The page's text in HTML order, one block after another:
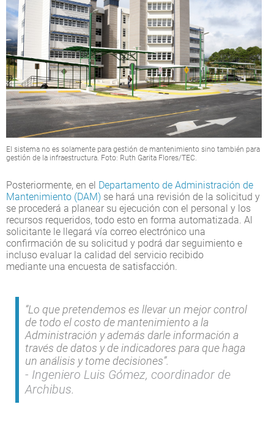
El sistema no es solamente para gestión de mantenimiento sino también para
gestión de la infraestructura. Foto: Ruth Garita Flores/TEC.
Posteriormente, en el Departamento de Administración de
Mantenimiento (DAM) se hará una revisión de la solicitud y
se procederá a planear su ejecución con el personal y los
recursos requeridos, todo esto en forma automatizada. Al
solicitante le llegará vía correo electrónico una
confirmación de su solicitud y podrá dar seguimiento e
incluso evaluar la calidad del servicio recibido
mediante una encuesta de satisfacción.
“Lo que pretendemos es llevar un mejor control
de todo el costo de mantenimiento a la
Administración y además darle información a
través de datos y de indicadores para que haga
un análisis y tome decisiones”.
Ingeniero Luis Gómez, coordinador de
Archibus.